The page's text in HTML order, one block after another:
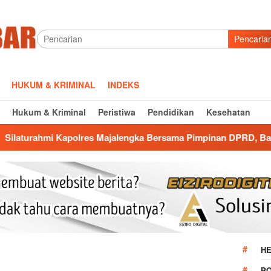
HUKUM & KRIMINAL INDEKS
Hukum & Kriminal Peristiwa Pendidikan Kesehatan
Majalengka Bersama Pimpinan DPRD, Bangun Kolaborasi